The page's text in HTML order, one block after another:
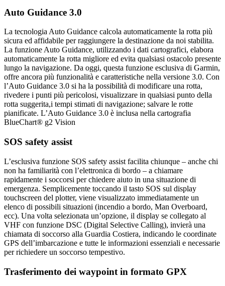
Auto Guidance 3.0
La tecnologia Auto Guidance calcola automaticamente la rotta più
sicura ed affidabile per raggiungere la destinazione da noi stabilita.
La funzione Auto Guidance, utilizzando i dati cartografici, elabora
automaticamente la rotta migliore ed evita qualsiasi ostacolo presente
lungo la navigazione. Da oggi, questa funzione esclusiva di Garmin,
offre ancora più funzionalità e caratteristiche nella versione 3.0. Con
l’Auto Guidance 3.0 si ha la possibilità di modificare una rotta,
rivedere i punti più pericolosi, visualizzare in qualsiasi punto della
rotta suggerita,i tempi stimati di navigazione; salvare le rotte
pianificate. L’Auto Guidance 3.0 è inclusa nella cartografia
BlueChart® g2 Vision
SOS safety assist
L’esclusiva funzione SOS safety assist facilita chiunque – anche chi
non ha familiarità con l’elettronica di bordo – a chiamare
rapidamente i soccorsi per chiedere aiuto in una situazione di
emergenza. Semplicemente toccando il tasto SOS sul display
touchscreen del plotter, viene visualizzato immediatamente un
elenco di possibili situazioni (incendio a bordo, Man Overboard,
ecc). Una volta selezionata un’opzione, il display se collegato al
VHF con funzione DSC (Digital Selective Calling), invierà una
chiamata di soccorso alla Guardia Costiera, indicando le coordinate
GPS dell’imbarcazione e tutte le informazioni essenziali e necessarie
per richiedere un soccorso tempestivo.
Trasferimento dei waypoint in formato GPX